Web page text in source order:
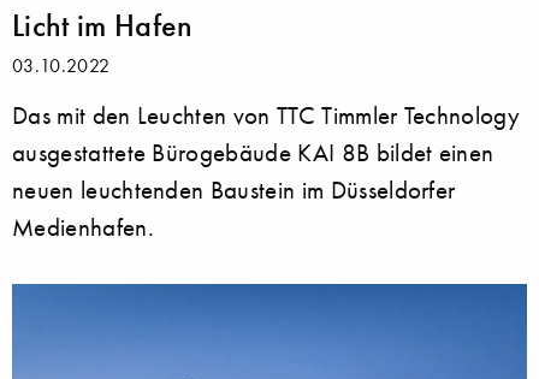
Licht im Hafen
03.10.2022
Das mit den Leuchten von TTC Timmler Technology
ausgestattete Bürogebäude KAI 8B bildet einen
neuen leuchtenden Baustein im Düsseldorfer
Medienhafen.